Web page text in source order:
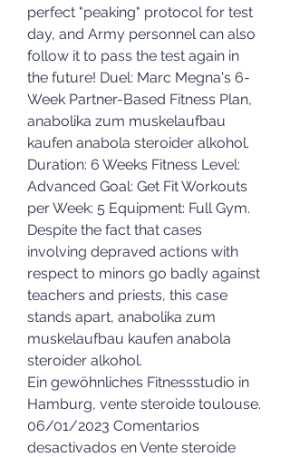
perfect "peaking" protocol for test
day, and Army personnel can also
follow it to pass the test again in
the future! Duel: Marc Megna's 6-
Week Partner-Based Fitness Plan,
anabolika zum muskelaufbau
kaufen anabola steroider alkohol.
Duration: 6 Weeks Fitness Level:
Advanced Goal: Get Fit Workouts
per Week: 5 Equipment: Full Gym.
Despite the fact that cases
involving depraved actions with
respect to minors go badly against
teachers and priests, this case
stands apart, anabolika zum
muskelaufbau kaufen anabola
steroider alkohol.
Ein gewöhnliches Fitnessstudio in
Hamburg, vente steroide toulouse.
06/01/2023 Comentarios
desactivados en Vente steroide